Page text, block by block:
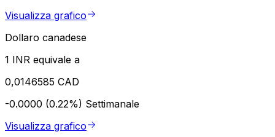
Visualizza grafico
Dollaro canadese
1 INR equivale a
0,0146585 CAD
-0.0000 (0.22%) Settimanale
Visualizza grafico